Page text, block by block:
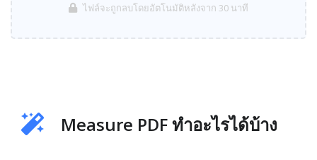
ไฟล์จะถูกลบโดยอัตโนมัติหลังจาก 30 นาที
Measure PDF ทำอะไรได้บ้าง